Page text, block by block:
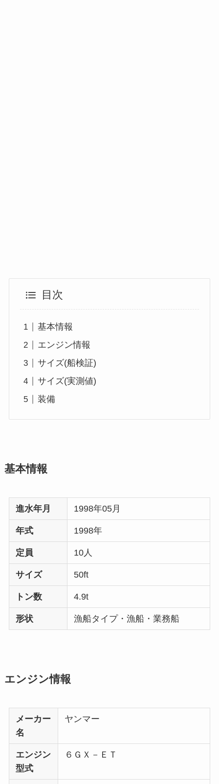
目次
基本情報
エンジン情報
サイズ(船検証)
サイズ(実測値)
装備
基本情報
進水年月 1998年05月
年式 1998年
定員 10人
サイズ 50ft
トン数 4.9t
形状 漁船タイプ・漁船・業務船
エンジン情報
メーカー
名
ヤンマー
エンジン
型式
６ＧＸ－ＥＴ